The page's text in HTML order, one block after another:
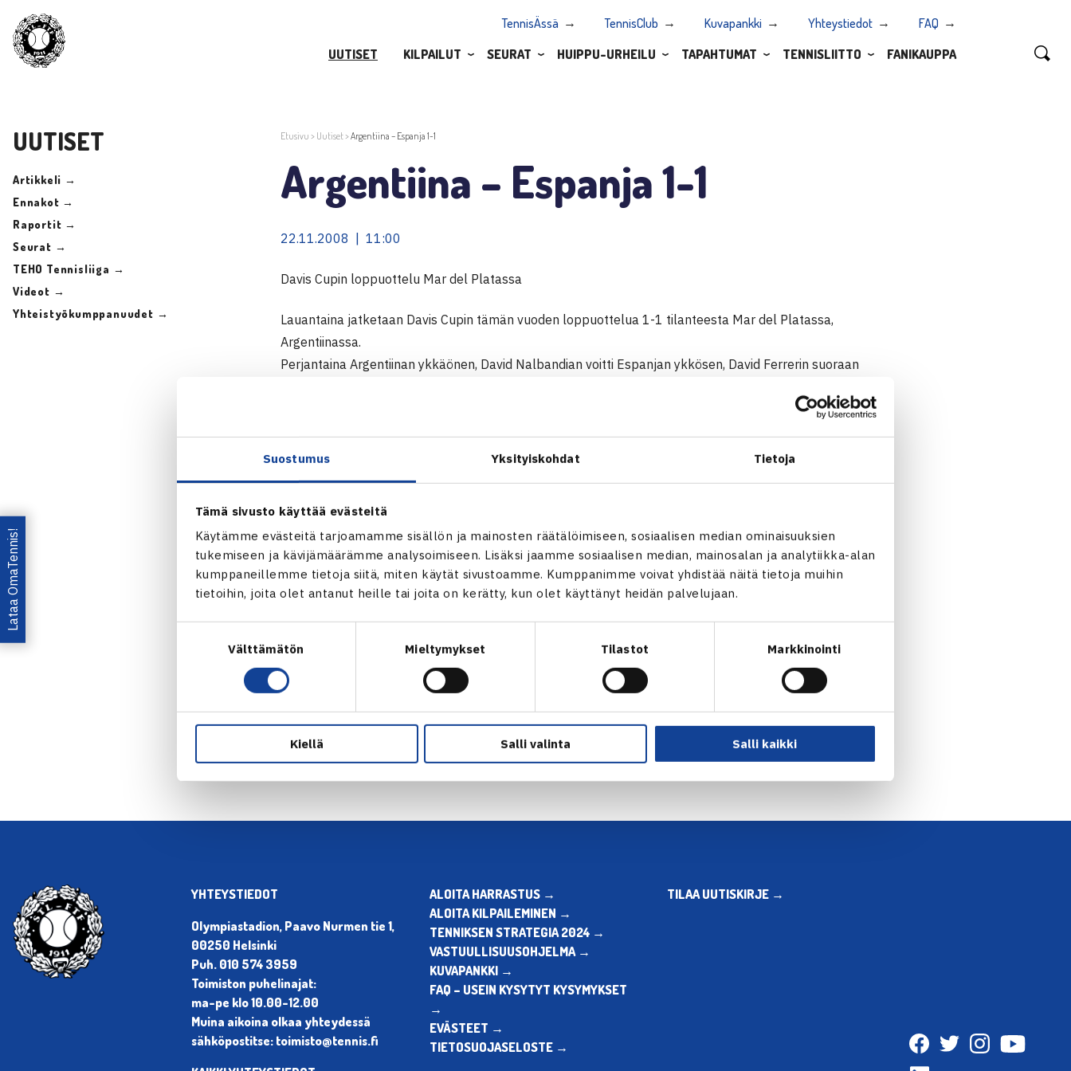
Suostumus Yksityiskohdat Tietoja
Tämä sivusto käyttää evästeitä
Käytämme evästeitä tarjoamamme sisällön ja mainosten räätälöimiseen, sosiaalisen median ominaisuuksien
tukemiseen ja kävijämäärämme analysoimiseen. Lisäksi jaamme sosiaalisen median, mainosalan ja analytiikka-alan
kumppaneillemme tietoja siitä, miten käytät sivustoamme. Kumppanimme voivat yhdistää näitä tietoja muihin
tietoihin, joita olet antanut heille tai joita on kerätty, kun olet käyttänyt heidän palvelujaan.
Välttämätön Mieltymykset Tilastot Markkinointi
Kiellä Salli valinta Salli kaikki
TennisÄssä TennisClub Kuvapankki Yhteystiedot
FAQ
UUTISET
KILPAILUT SEURAT HUIPPU-URHEILU TAPAHTUMAT TENNISLIITTO FANIKAUPPA
UUTISET
Artikkeli →
Ennakot →
Raportit →
Seurat →
TEHO Tennisliiga →
Videot →
Yhteistyökumppanuudet →
Etusivu > Uutiset>Argentiina – Espanja 1-1
Argentiina – Espanja 1-1
22.11.2008 | 11:00
Davis Cupin loppuottelu Mar del Platassa
Lauantaina jatketaan Davis Cupin tämän vuoden loppuottelua 1-1 tilanteesta Mar del Platassa,
Argentiinassa.
Perjantaina Argentiinan ykkäönen, David Nalbandian voitti Espanjan ykkösen, David Ferrerin suoraan
1:een, kun voitti lähes sensaatiomaisen kauden pelanneen Argentiinan ykkösen, Juan del Potron 4-6, 7-
Nelinpelissä lauantaina Argentiinan nelinpelipari on Jose Acasuso ja Agustin Calleri, Espanjalta
Davis Cup
Jaa:
← Edellinen Seuraava uutinen: Beck voitti Niemisen… →
Lataa OmaTennis!
YHTEYSTIEDOT
Olympiastadion, Paavo Nurmen tie 1,
00250 Helsinki
Puh. 010 574 3959
Toimiston puhelinajat:
ma-pe klo 10.00-12.00
Muina aikoina olkaa yhteydessä
sähköpostitse: toimisto@tennis.fi
ALOITA HARRASTUS →
ALOITA KILPAILEMINEN →
TENNIKSEN STRATEGIA 2024 →
VASTUULLISUUSOHJELMA →
KUVAPANKKI →
FAQ – USEIN KYSYTYT KYSYMYKSET
→
EVÄSTEET →
TIETOSUOJASELOSTE →
TILAA UUTISKIRJE →